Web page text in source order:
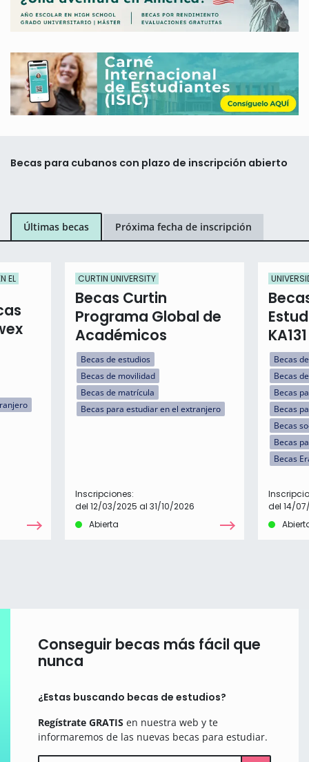
Becas para cubanos con plazo de inscripción abierto
Últimas becas Próxima fecha de inscripción
EL CURTIN UNIVERSITY
Becas Curtin
Programa Global de
Académicos
Becas de estudios
Becas de movilidad
Becas de matrícula
Becas para estudiar en el extranjero
Inscripciones:
del 12/03/2025 al 31/10/2026
Abierta
Becas
Becas
Becas
Becas
Becas
Becas
Becas
del 14/
Conseguir becas más fácil que
nunca
¿Estas buscando becas de estudios?
Regístrate GRATIS en nuestra web y te
informaremos de las nuevas becas para estudiar.